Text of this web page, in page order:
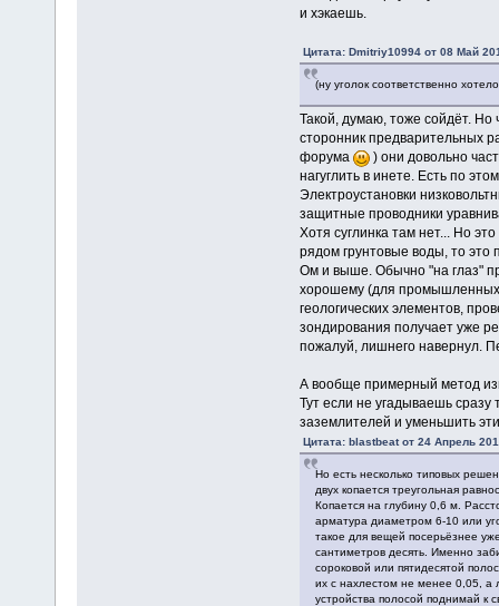
и хэкаешь.
Цитата: Dmitriy10994 от 08 Май
(ну уголок соответственно
Такой, думаю, тоже сойдёт. Но
сторонник предварительных
форума
) они довольно
нагуглить в инете. Есть по
Электроустановки
защитные проводники
Хотя суглинка там нет... Но
рядом грунтовые воды, то это
Ом и выше. Обычно "на глаз"
хорошему (для промышленных
геологических элементов,
зондирования получает уже
пожалуй, лишнего навернул.
А вообще примерный метод
Тут если не угадываешь сразу
заземлителей и уменьшить
Цитата: blastbeat от 24 Апрель
Но есть несколько типовых
двух копается треугольная
Копается на глубину 0,6 м.
арматура диаметром 6-10 или
такое для вещей посерьёзнее
сантиметров десять. Именно
сороковой или пятидесятой
их с нахлестом не менее 0,05, а
устройства полосой поднимай к